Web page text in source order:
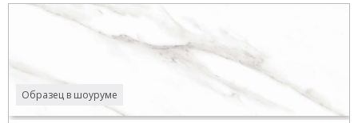
Образец в шоуруме